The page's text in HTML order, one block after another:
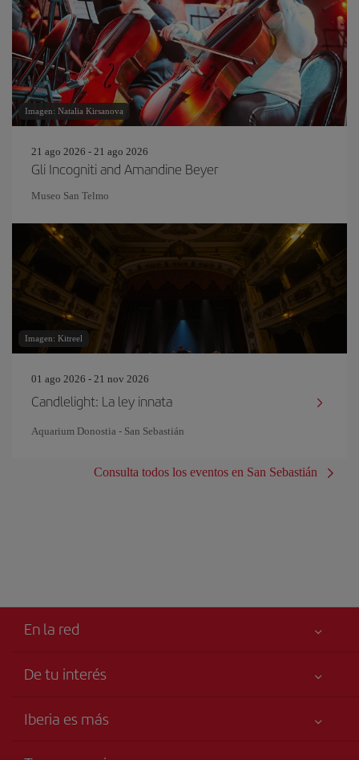
Imagen: Natalia Kirsanova
21 ago 2026 - 21 ago 2026
Gli Incogniti and Amandine Beyer
Museo San Telmo
Imagen: Kitreel
01 ago 2026 - 21 nov 2026
Candlelight: La ley innata
Aquarium Donostia - San Sebastián
Consulta todos los eventos en San Sebastián
En la red
De tu interés
Accesibilidad
Iberia es más